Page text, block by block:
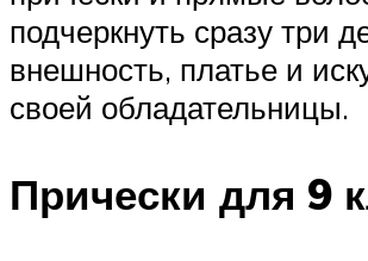
подчеркнуть сразу три
внешность, платье и
своей обладательницы.
Прически для 9